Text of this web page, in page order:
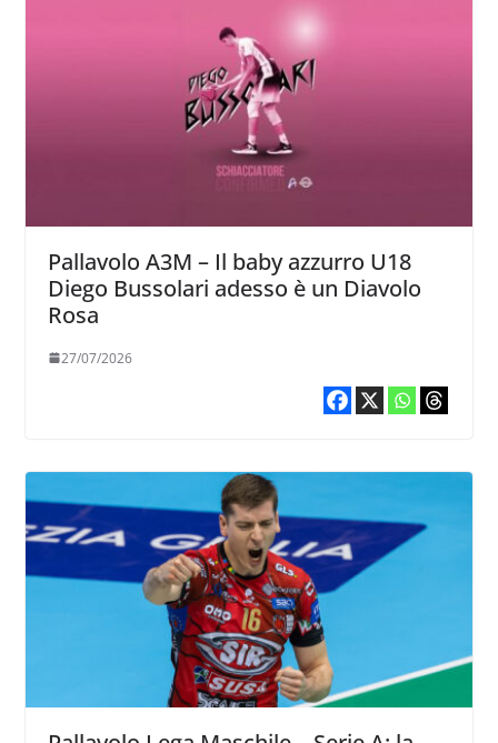
Pallavolo A3M – Il baby azzurro U18
Diego Bussolari adesso è un Diavolo
Rosa
27/07/2026